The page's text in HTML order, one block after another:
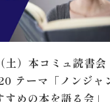
8/22（土）本コミュ
「おススメの映画を